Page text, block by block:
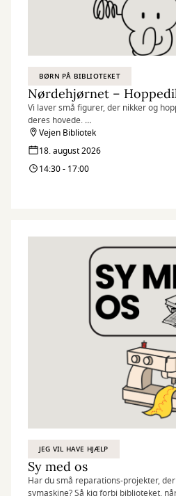
BØRN PÅ BIBLIOTEKET
Nørdehjørnet –
Vi laver små figurer, der nikker og
deres hovede.
Nørdehjørnet er vores tilbud til dig,
kreativitet og nysgerrighed. Vi
materialer med vores egne idéer og
smukke kreationer. I Nørdehjørnet
Vejen Bibliotek
18. august 2026
14:30 - 17:00
JEG VIL HAVE HJÆLP
Sy med os
Har du små reparations-projekter,
symaskine? Så kig forbi biblioteket,